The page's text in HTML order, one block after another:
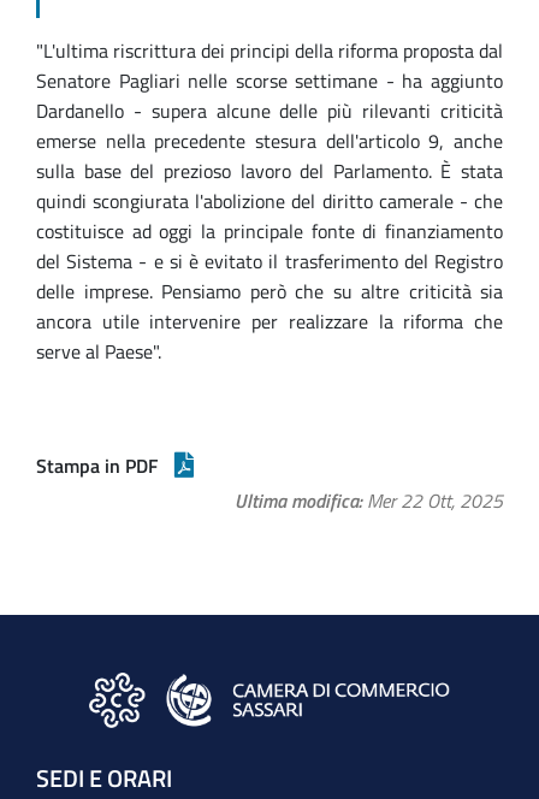
"L'ultima riscrittura dei principi della riforma proposta dal
Senatore Pagliari nelle scorse settimane - ha aggiunto
Dardanello - supera alcune delle più rilevanti criticità
emerse nella precedente stesura dell'articolo 9, anche
sulla base del prezioso lavoro del Parlamento. È stata
quindi scongiurata l'abolizione del diritto camerale - che
costituisce ad oggi la principale fonte di finanziamento
del Sistema - e si è evitato il trasferimento del Registro
delle imprese. Pensiamo però che su altre criticità sia
ancora utile intervenire per realizzare la riforma che
serve al Paese".
Stampa in PDF
Ultima modifica Mer 22 Ott, 2025
SEDI E ORARI